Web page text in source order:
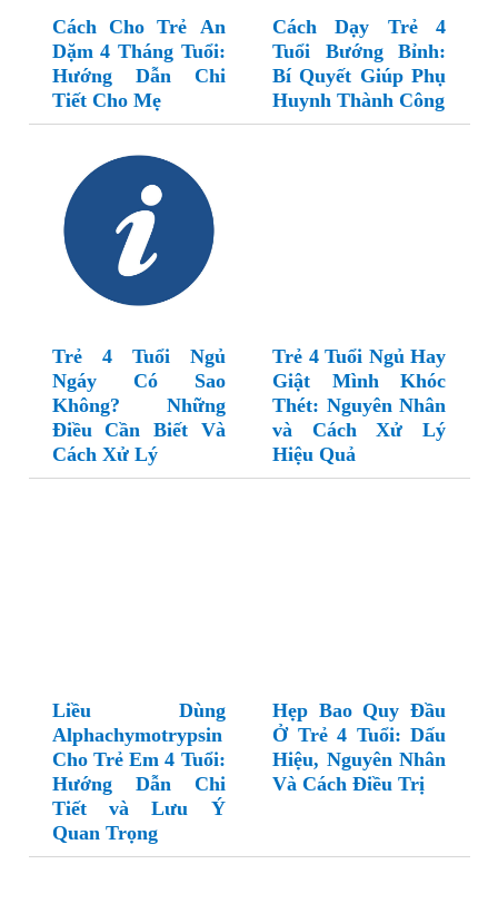
Cách Cho Trẻ An
Dặm 4 Tháng Tuổi:
Hướng Dẫn Chi
Tiết Cho Mẹ
Cách Dạy Trẻ 4
Tuổi Bướng Bỉnh:
Bí Quyết Giúp Phụ
Huynh Thành Công
Trẻ 4 Tuổi Ngủ
Ngáy Có Sao
Không? Những
Điều Cần Biết Và
Cách Xử Lý
Trẻ 4 Tuổi Ngủ Hay
Giật Mình Khóc
Thét: Nguyên Nhân
và Cách Xử Lý
Hiệu Quả
Liều Dùng
Alphachymotrypsin
Cho Trẻ Em 4 Tuổi:
Hướng Dẫn Chi
Tiết và Lưu Ý
Quan Trọng
Hẹp Bao Quy Đầu
Ở Trẻ 4 Tuổi: Dấu
Hiệu, Nguyên Nhân
Và Cách Điều Trị